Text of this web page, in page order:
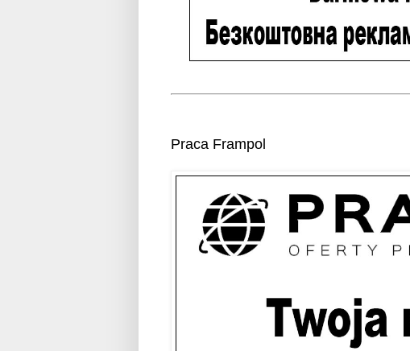
Praca Frampol